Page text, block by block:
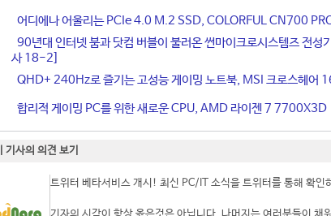
어디에나 어울리는 PCIe 4.0 M.2 SSD, COLORFUL CN700
90년대 인터넷 붐과 닷컴 버블이 불러온 썬마이크로시스템즈 전
사 18-2]
QHD+ 240Hz로 즐기는 고성능 게이밍 노트북, MSI 크로스헤
합리적 게이밍 PC를 위한 새로운 CPU, AMD 라이젠 7 7700X3D
기사의 의견 보기
트위터 베타서비스 개시! 최신 PC/IT 소식을 트위터를 통해 확인